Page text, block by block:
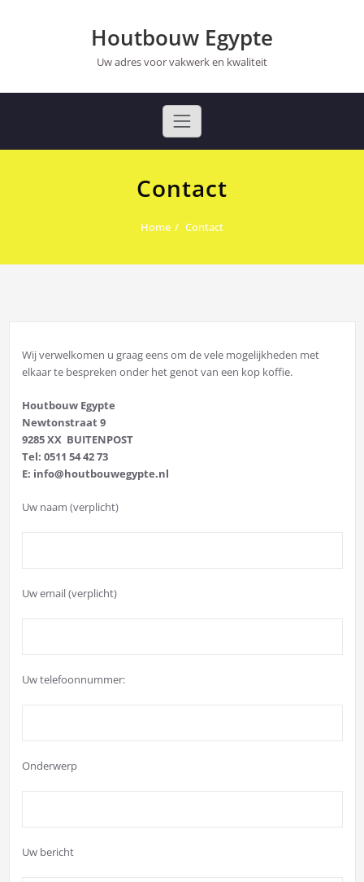
Houtbouw Egypte
Uw adres voor vakwerk en kwaliteit
Contact
Home Contact
Wij verwelkomen u graag eens om de vele mogelijkheden met
elkaar te bespreken onder het genot van een kop koffie.
Houtbouw Egypte
Newtonstraat 9
9285 XX BUITENPOST
Tel: 0511 54 42 73
E: info@houtbouwegypte.nl
Uw naam (verplicht)
Uw email (verplicht)
Uw telefoonnummer:
Onderwerp
Uw bericht